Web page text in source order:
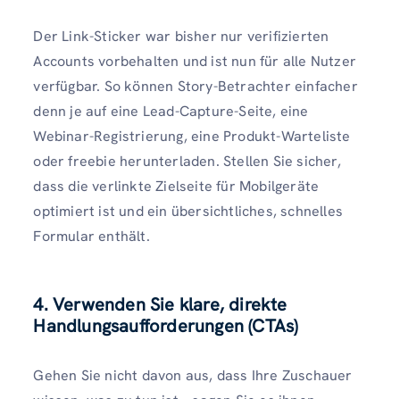
Der Link-Sticker war bisher nur verifizierten
Accounts vorbehalten und ist nun für alle Nutzer
verfügbar. So können Story-Betrachter einfacher
denn je auf eine Lead-Capture-Seite, eine
Webinar-Registrierung, eine Produkt-Warteliste
oder freebie herunterladen. Stellen Sie sicher,
dass die verlinkte Zielseite für Mobilgeräte
optimiert ist und ein übersichtliches, schnelles
Formular enthält.
4. Verwenden Sie klare, direkte
Handlungsaufforderungen (CTAs)
Gehen Sie nicht davon aus, dass Ihre Zuschauer